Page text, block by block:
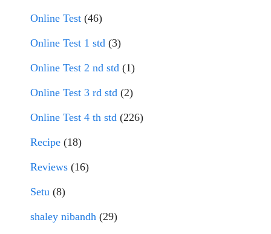
Online Test (46)
Online Test 1 std (3)
Online Test 2 nd std (1)
Online Test 3 rd std (2)
Online Test 4 th std (226)
Recipe (18)
Reviews (16)
Setu (8)
shaley nibandh (29)